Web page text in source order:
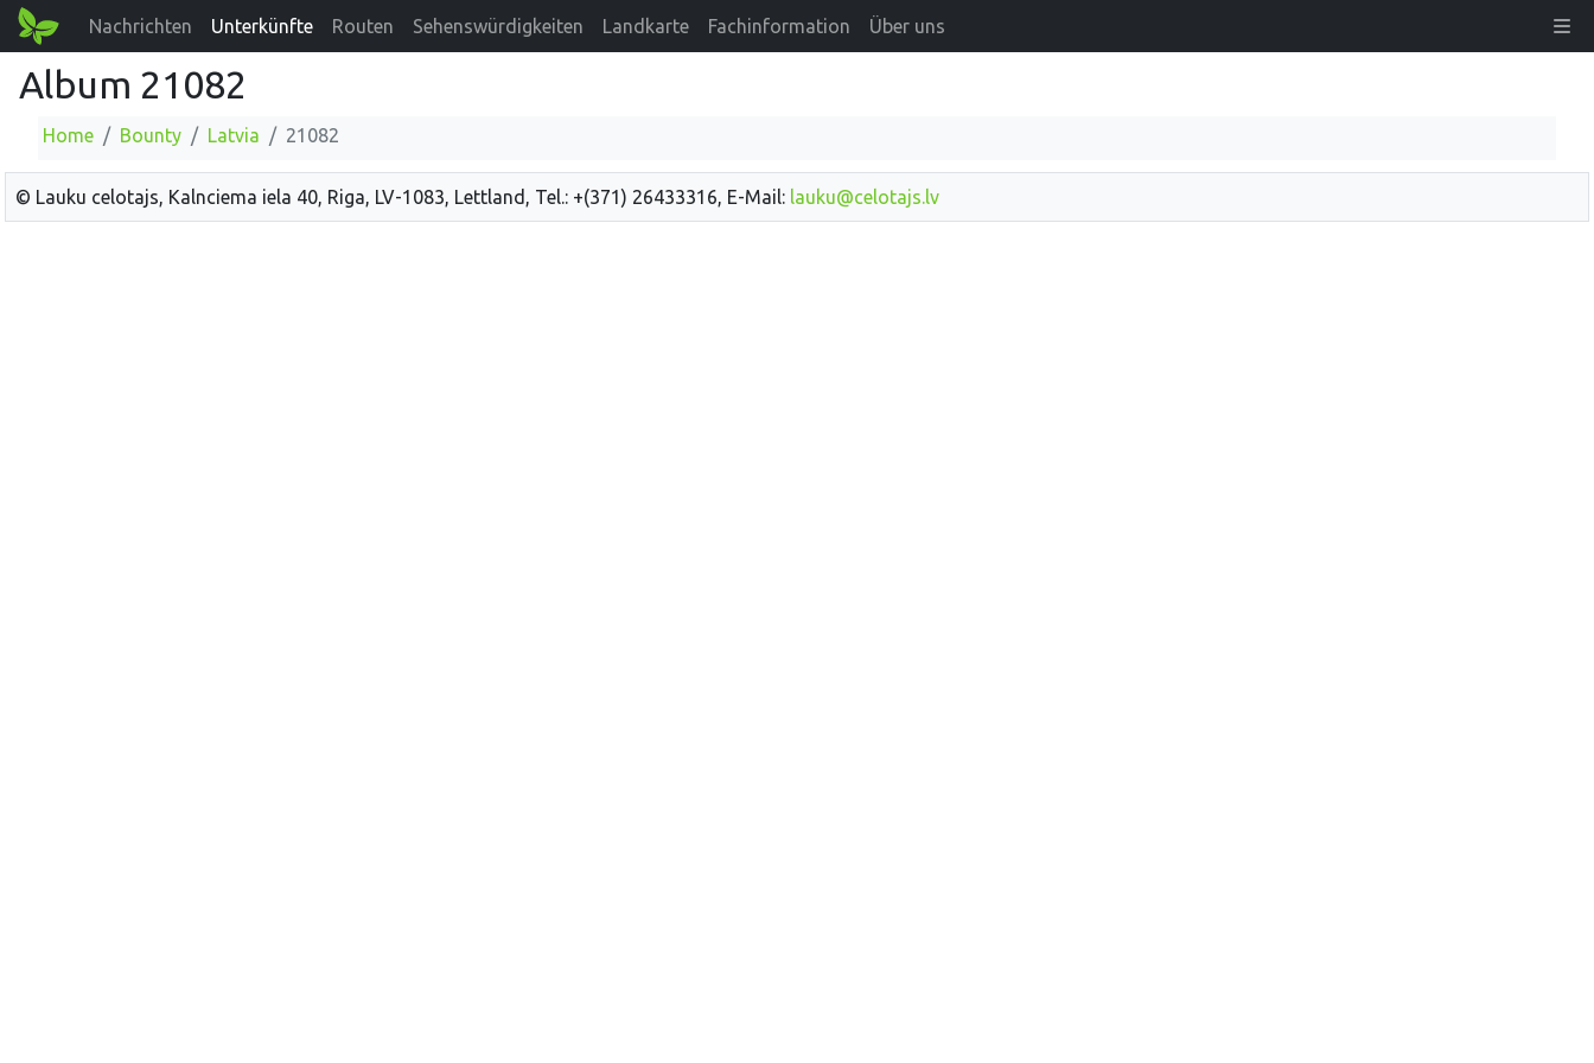
Nachrichten Unterkünfte Routen Sehenswürdigkeiten Landkarte Fachinformation Über uns
Album 21082
Home Bounty Latvia 21082
© Lauku celotajs, Kalnciema iela 40, Riga, LV-1083, Lettland, Tel.: +(371) 26433316, E-Mail: lauku@celotajs.lv